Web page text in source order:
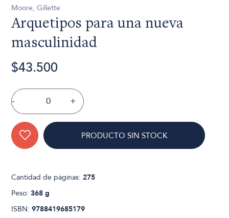
Moore, Gillette
Arquetipos para una nueva
masculinidad
$43.500
- +
PRODUCTO SIN STOCK
Cantidad de páginas:275
Peso:368 g
ISBN:9788419685179